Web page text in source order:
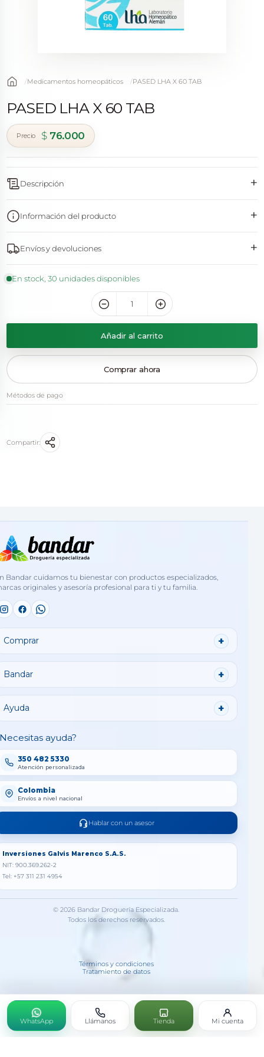
Medicamentos homeopáticos PASED LHA X 60 TAB
PASED LHA X 60 TAB
$76.000
Descripción +
Información del producto +
Envíos y devoluciones +
En stock, 30 unidades disponibles
Añadir al carrito
Comprar ahora
Métodos de pago
Compartir:
Bandar cuidamos tu bienestar con productos especializados,
originales y asesoría profesional para ti y tu familia.
Comprar
Bandar
Ayuda
ayuda?
350 482 5330
Atención personalizada
Colombia
Envíos a nivel nacional
Hablar con un asesor
Inversiones Galvis Marenco S.A.S.
NIT: 900.369.262-2
Tel: +57 311 231 4954
© 2026 Bandar Droguería Especializada.
Todos los derechos reservados.
Términos y condiciones
Tratamiento de datos
WhatsApp Llámanos Tienda Mi cuenta